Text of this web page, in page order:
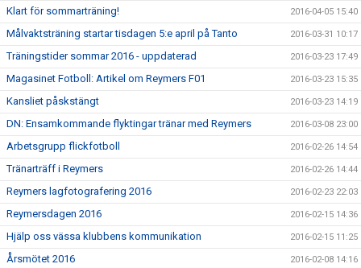
Klart för sommarträning! 2016-04-05 15:40
Målvaktsträning startar tisdagen 5:e april på Tanto 2016-03-31 10:17
Träningstider sommar 2016 - uppdaterad 2016-03-23 17:49
Magasinet Fotboll: Artikel om Reymers F01 2016-03-23 15:35
Kansliet påskstängt 2016-03-23 14:19
DN: Ensamkommande flyktingar tränar med Reymers 2016-03-08 23:00
Arbetsgrupp flickfotboll 2016-02-26 14:54
Tränarträff i Reymers 2016-02-26 14:44
Reymers lagfotografering 2016 2016-02-23 22:03
Reymersdagen 2016 2016-02-15 14:36
Hjälp oss vässa klubbens kommunikation 2016-02-15 11:25
Årsmötet 2016 2016-02-08 14:16